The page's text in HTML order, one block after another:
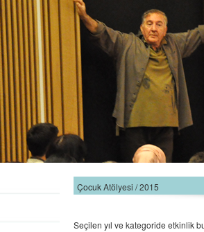
Çocuk Atölyesi / 2015
Seçilen yıl ve kategoride etkinlik